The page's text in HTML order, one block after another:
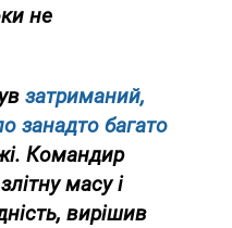
не
затриманий,
занадто багато
Командир
масу і
вирішив